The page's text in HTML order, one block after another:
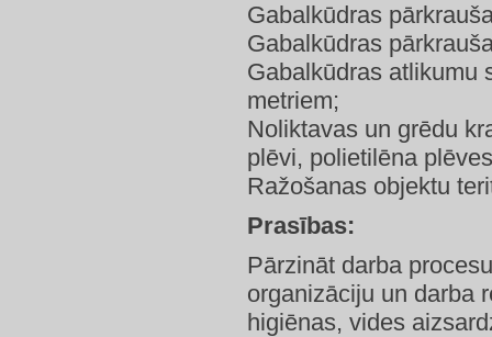
Gabalkūdras
Gabalkūdras
Gabalkūdras atlikumu
metriem;
Noliktavas un grēdu
plēvi, polietilēna
Ražošanas objektu
Prasības:
Pārzināt darba
organizāciju un darba
higiēnas, vides